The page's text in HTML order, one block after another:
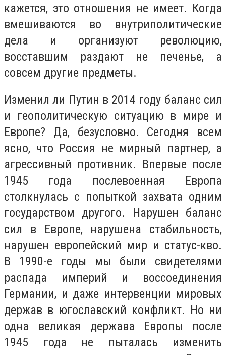
кажется, это отношения не имеет. Когда
вмешиваются во внутриполитические
дела и организуют революцию,
восставшим раздают не печенье, а
совсем другие предметы.
Изменил ли Путин в 2014 году баланс сил
и геополитическую ситуацию в мире и
Европе? Да, безусловно. Сегодня всем
ясно, что Россия не мирный партнер, а
агрессивный противник. Впервые после
1945 года послевоенная Европа
столкнулась с попыткой захвата одним
государством другого. Нарушен баланс
сил в Европе, нарушена стабильность,
нарушен европейский мир и статус-кво.
В 1990-е годы мы были свидетелями
распада империй и воссоединения
Германии, и даже интервенции мировых
держав в югославский конфликт. Но ни
одна великая держава Европы после
1945 года не пыталась изменить